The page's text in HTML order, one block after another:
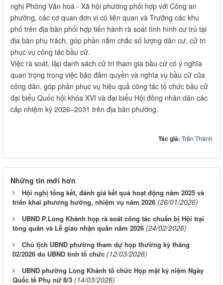
nghị Phòng Văn hoá - Xã hội phường phối hợp với Công an
phường, các cơ quan đơn vị có liên quan và Trưởng các khu
phố trên địa bàn phối hợp tiến hành rà soát tình hình cư trú tại
địa bàn phụ trách, góp phần nắm chắc số lượng dân cư, cử tri
phục vụ công tác bầu cử.
Việc rà soát, lập danh sách cử tri tham gia bầu cử có ý nghĩa
quan trọng trong việc bảo đảm quyền và nghĩa vụ bầu cử của
công dân, góp phần phục vụ hiệu quả công tác tổ chức bầu cử
đại biểu Quốc hội khóa XVI và đại biểu Hội đồng nhân dân các
cấp nhiệm kỳ 2026–2031 trên địa bàn phường.
Tác giả: Trần Thành
Những tin mới hơn
Hội nghị tổng kết, đánh giá kết quả hoạt động năm 2025 và
triển khai phương hướng, nhiệm vụ năm 2026 (26/01/2026)
UBND P.Long Khánh họp rà soát công tác chuẩn bị Hội trại
tòng quân và Lễ giao nhận quân năm 2026 (24/02/2026)
Chủ tịch UBND phường tham dự họp thường kỳ tháng
02/2026 do UBND tỉnh tổ chức (12/03/2026)
UBND phường Long Khánh tổ chức Họp mặt kỷ niệm Ngày
Quốc tế Phụ nữ 8/3 (14/03/2026)